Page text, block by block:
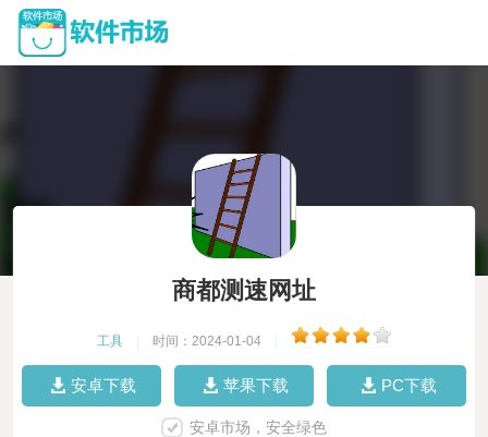
商都测速网址
工具 时间：2024-01-04
安卓下载 苹果下载 PC下载
安卓市场，安全绿色